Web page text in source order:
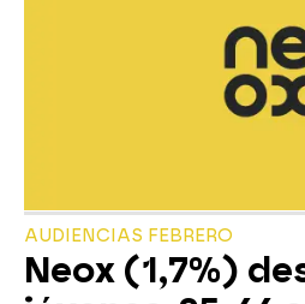
AUDIENCIAS FEBRERO
Neox (1,7%)